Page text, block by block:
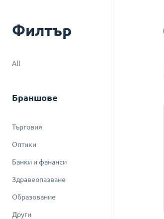
Филтър
All
Браншове
Търговия
Оптики
Банки и фананси
Здравеопазване
Образование
Други